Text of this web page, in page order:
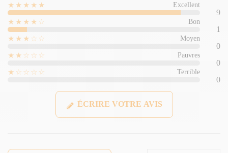
★★★★★ Excellent
9
★★★★☆
Bon
1
★★★☆☆
Moyen
0
★★☆☆☆
Pauvres
0
★☆☆☆☆
Terrible
0
ÉCRIRE VOTRE AVIS